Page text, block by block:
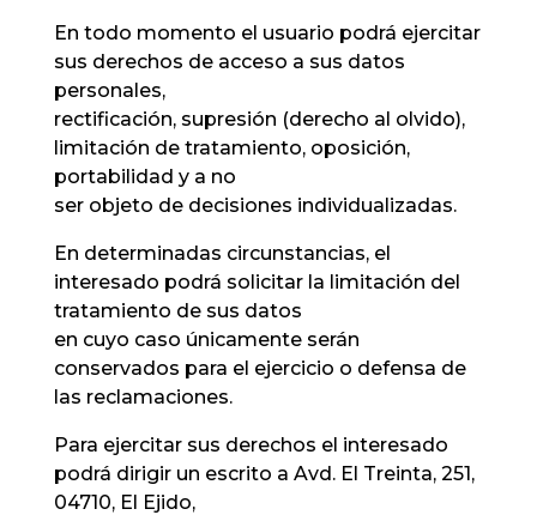
En todo momento el usuario podrá ejercitar
sus derechos de acceso a sus datos
personales,
rectificación, supresión (derecho al olvido),
limitación de tratamiento, oposición,
portabilidad y a no
ser objeto de decisiones individualizadas.
En determinadas circunstancias, el
interesado podrá solicitar la limitación del
tratamiento de sus datos
en cuyo caso únicamente serán
conservados para el ejercicio o defensa de
las reclamaciones.
Para ejercitar sus derechos el interesado
podrá dirigir un escrito a Avd. El Treinta, 251,
04710, El Ejido,